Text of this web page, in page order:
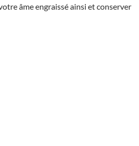
âme engraissé ainsi et conserver